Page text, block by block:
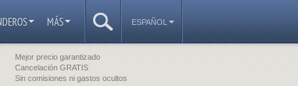
ESPAÑOL
MÁS
Mejor precio garantizado
Cancelación GRATIS
Sin comisiones ni gastos ocultos